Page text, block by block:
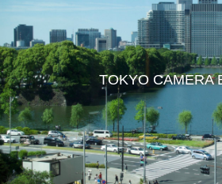
TOKYO CAMERA